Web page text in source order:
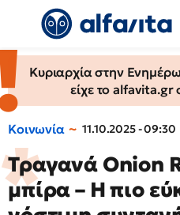
Κυριαρχία στην
είχε το alfavita.gr
Κοινωνία 11.10.2025 - 09:30
Τραγανά Onion
μπίρα – Η πιο